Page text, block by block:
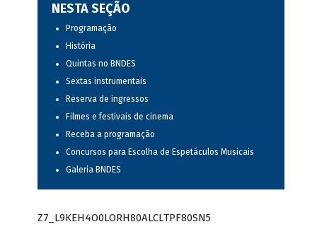
NESTA SEÇÃO
Programação
História
Quintas no BNDES
Sextas instrumentais
Reserva de ingressos
Filmes e festivais de cinema
Receba a programação
Concursos para Escolha de Espetáculos Musicais
Galeria BNDES
Z7_L9KEH4O0LORH80ALCLTPF80SN5